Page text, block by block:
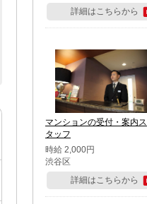
詳細はこちらから
マンションの受付・案内ス
タッフ
時給 2,000円
渋谷区
詳細はこちらから